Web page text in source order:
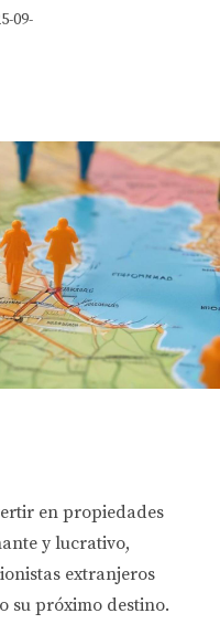
09-
en propiedades
y lucrativo,
extranjeros
su próximo destino.